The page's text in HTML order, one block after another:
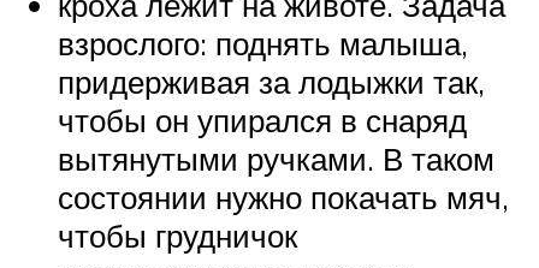
взрослого: поднять малыша,
придерживая за лодыжки так,
чтобы он упирался в снаряд
вытянутыми ручками. В таком
состоянии нужно покачать мяч,
чтобы грудничок